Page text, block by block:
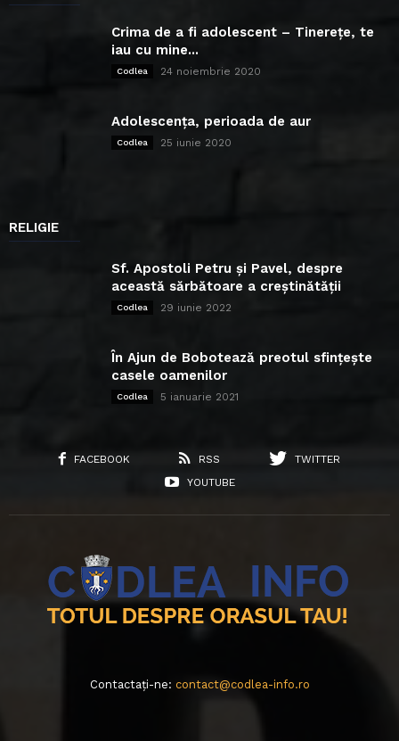
Crima de a fi adolescent – Tinerețe, te
iau cu mine...
Codlea 24 noiembrie 2020
Adolescența, perioada de aur
Codlea 25 iunie 2020
RELIGIE
Sf. Apostoli Petru și Pavel, despre
această sărbătoare a creștinătății
Codlea 29 iunie 2022
În Ajun de Bobotează preotul sfințește
casele oamenilor
Codlea 5 ianuarie 2021
FACEBOOK RSS
TWITTER
YOUTUBE
Contactați-ne: contact@codlea-info.ro